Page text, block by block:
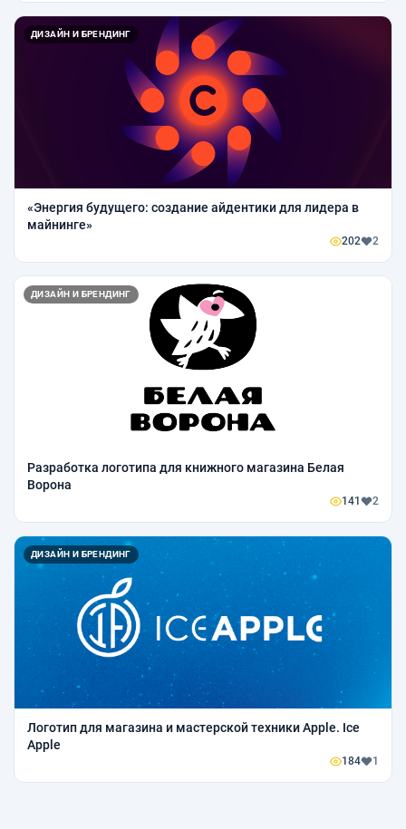
ДИЗАЙН И БРЕНДИНГ
«Энергия будущего: создание айдентики для лидера в
майнинге»
202 2
ДИЗАЙН И БРЕНДИНГ
Разработка логотипа для книжного магазина Белая
Ворона
141 2
ДИЗАЙН И БРЕНДИНГ
Логотип для магазина и мастерской техники Apple. Ice
Apple
184 1